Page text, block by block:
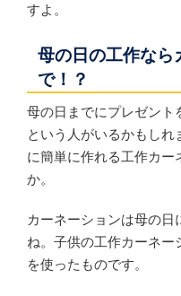
すよ。
母の日の工作なら
で！？
母の日までにプレゼント
という人がいるかもしれ
に簡単に作れる工作カー
か。
カーネーションは母の
ね。子供の工作カーネ
を使ったものです。